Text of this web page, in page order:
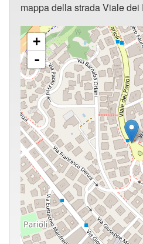
mappa della strada Viale dei
+
-